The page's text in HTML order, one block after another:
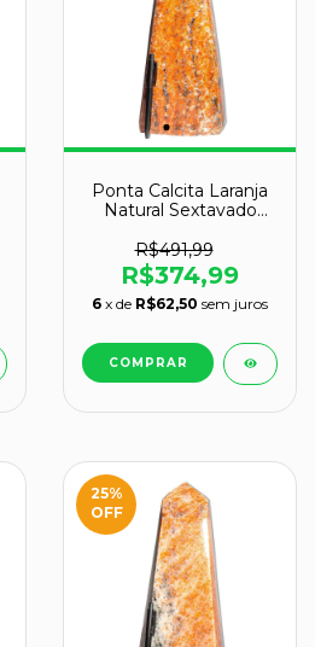
Ponta Calcita Laranja
Natural Sextavado
R$491,99
R$374,99
6 x de R$62,50 sem juros
25%
OFF